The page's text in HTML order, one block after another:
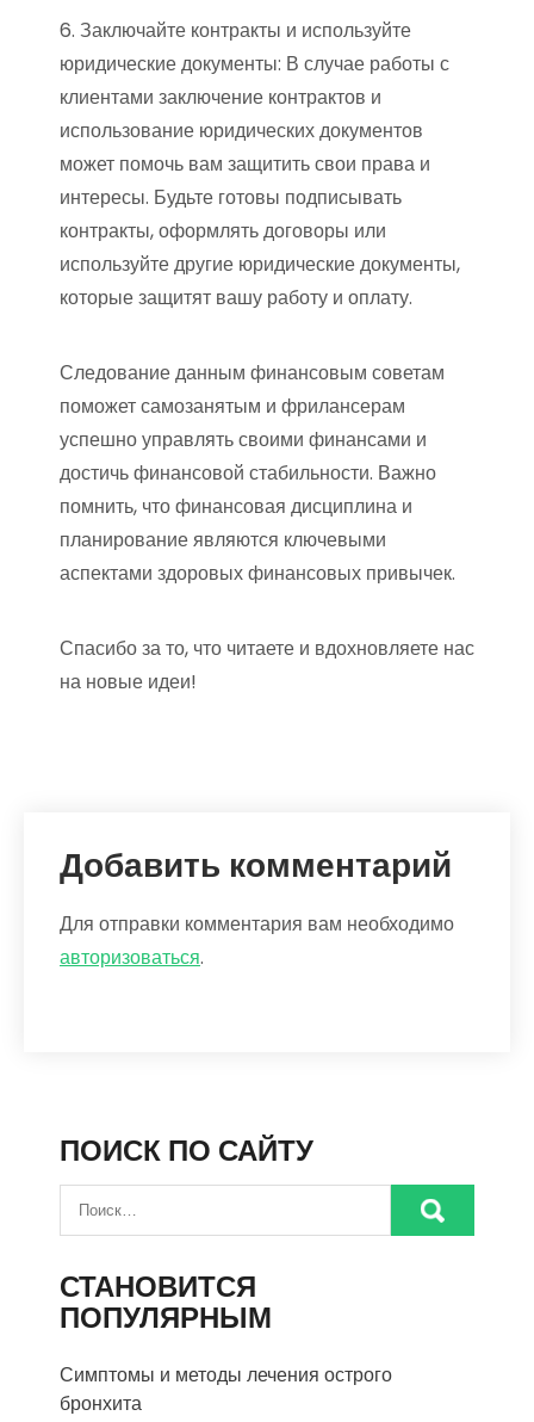
6. Заключайте контракты и используйте
юридические документы: В случае работы с
клиентами заключение контрактов и
использование юридических документов
может помочь вам защитить свои права и
интересы. Будьте готовы подписывать
контракты, оформлять договоры или
используйте другие юридические документы,
которые защитят вашу работу и оплату.
Следование данным финансовым советам
поможет самозанятым и фрилансерам
успешно управлять своими финансами и
достичь финансовой стабильности. Важно
помнить, что финансовая дисциплина и
планирование являются ключевыми
аспектами здоровых финансовых привычек.
Спасибо за то, что читаете и вдохновляете нас
на новые идеи!
Добавить комментарий
Для отправки комментария вам необходимо
авторизоваться.
ПОИСК ПО САЙТУ
СТАНОВИТСЯ
ПОПУЛЯРНЫМ
Симптомы и методы лечения острого
бронхита